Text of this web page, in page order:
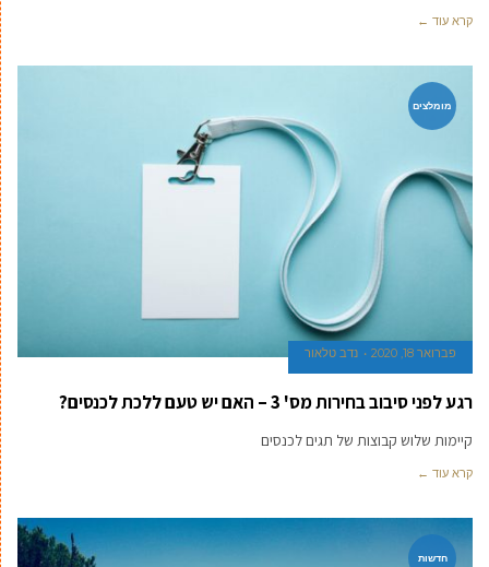
קרא עוד ←
מומלצים
פברואר 18, 2020 נדב טלאור
רגע לפני סיבוב בחירות מס' 3 – האם יש טעם ללכת לכנסים?
קיימות שלוש קבוצות של תגים לכנסים
קרא עוד ←
חדשות